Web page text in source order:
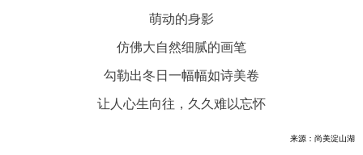
萌动的身影
仿佛大自然细腻的画笔
勾勒出冬日一幅幅如诗美卷
让人心生向往，久久难以忘怀
来源：尚美淀山湖